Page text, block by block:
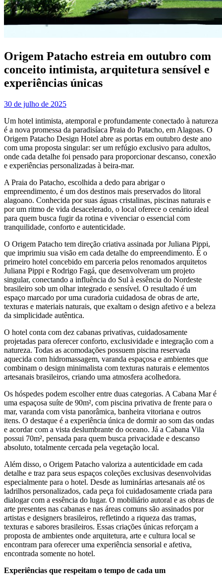
Origem Patacho estreia em outubro com
conceito intimista, arquitetura sensível e
experiências únicas
30 de julho de 2025
Um hotel intimista, atemporal e profundamente conectado à natureza
é a nova promessa da paradisíaca Praia do Patacho, em Alagoas. O
Origem Patacho Design Hotel abre as portas em outubro deste ano
com uma proposta singular: ser um refúgio exclusivo para adultos,
onde cada detalhe foi pensado para proporcionar descanso, conexão
e experiências personalizadas à beira-mar.
A Praia do Patacho, escolhida a dedo para abrigar o
empreendimento, é um dos destinos mais preservados do litoral
alagoano. Conhecida por suas águas cristalinas, piscinas naturais e
por um ritmo de vida desacelerado, o local oferece o cenário ideal
para quem busca fugir da rotina e vivenciar o essencial com
tranquilidade, conforto e autenticidade.
O Origem Patacho tem direção criativa assinada por Juliana Pippi,
que imprimiu sua visão em cada detalhe do empreendimento. É o
primeiro hotel concebido em parceria pelos renomados arquitetos
Juliana Pippi e Rodrigo Fagá, que desenvolveram um projeto
singular, conectando a influência do Sul à essência do Nordeste
brasileiro sob um olhar integrado e sensível. O resultado é um
espaço marcado por uma curadoria cuidadosa de obras de arte,
texturas e materiais naturais, que exaltam o design afetivo e a beleza
da simplicidade autêntica.
O hotel conta com dez cabanas privativas, cuidadosamente
projetadas para oferecer conforto, exclusividade e integração com a
natureza. Todas as acomodações possuem piscina reservada
aquecida com hidromassagem, varanda espaçosa e ambientes que
combinam o design minimalista com texturas naturais e elementos
artesanais brasileiros, criando uma atmosfera acolhedora.
Os hóspedes podem escolher entre duas categorias. A Cabana Mar é
uma espaçosa suíte de 90m², com piscina privativa de frente para o
mar, varanda com vista panorâmica, banheira vitoriana e outros
itens. O destaque é a experiência única de dormir ao som das ondas
e acordar com a vista deslumbrante do oceano. Já a Cabana Vila
possui 70m², pensada para quem busca privacidade e descanso
absoluto, totalmente cercada pela vegetação local.
Além disso, o Origem Patacho valoriza a autenticidade em cada
detalhe e traz para seus espaços coleções exclusivas desenvolvidas
especialmente para o hotel. Desde as luminárias artesanais até os
ladrilhos personalizados, cada peça foi cuidadosamente criada para
dialogar com a essência do lugar. O mobiliário autoral e as obras de
arte presentes nas cabanas e nas áreas comuns são assinados por
artistas e designers brasileiros, refletindo a riqueza das tramas,
texturas e sabores brasileiros. Essas criações únicas reforçam a
proposta de ambientes onde arquitetura, arte e cultura local se
encontram para oferecer uma experiência sensorial e afetiva,
encontrada somente no hotel.
Experiências que respeitam o tempo de cada um